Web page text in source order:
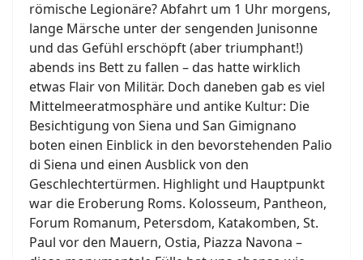
römische Legionäre? Abfahrt um 1 Uhr morgens,
lange Märsche unter der sengenden Junisonne
und das Gefühl erschöpft (aber triumphant!)
abends ins Bett zu fallen – das hatte wirklich
etwas Flair von Militär. Doch daneben gab es viel
Mittelmeeratmosphäre und antike Kultur: Die
Besichtigung von Siena und San Gimignano
boten einen Einblick in den bevorstehenden Palio
di Siena und einen Ausblick von den
Geschlechtertürmen. Highlight und Hauptpunkt
war die Eroberung Roms. Kolosseum, Pantheon,
Forum Romanum, Petersdom, Katakomben, St.
Paul vor den Mauern, Ostia, Piazza Navona –